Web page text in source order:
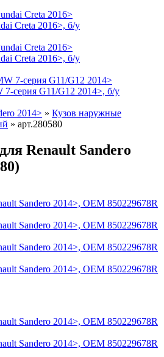
Creta 2016>, б/у
Creta 2016>, б/у
серия G11/G12 2014>, б/у
2014> » Кузов наружные
» арт.280580
Renault Sandero